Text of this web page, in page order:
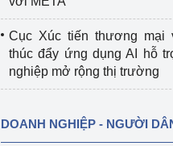
Cục Xúc tiến thương mại
thúc đẩy ứng dụng AI hỗ
nghiệp mở rộng thị trường
DOANH NGHIỆP - NGƯỜI